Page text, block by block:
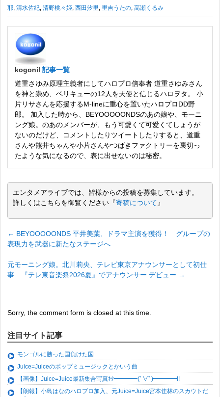
耶 清水佐紀 清野桃々姫 西田汐里 里吉うたの 高瀬くるみ
kogonil 記事一覧
道重さゆみ原理主義者にしてハロプロ信奉者 道重さゆみさん
を神と崇め、ベリキューの12人を天使と信じるハロヲタ。 小
片リサさんを応援するM-lineに重心を置いたハロプロDD野
郎。 加入した時から、BEYOOOOONDSのあの娘や、モーニ
ング娘。のあのメンバーが、もう可愛くて可愛くてしょうが
ないのだけど、コメントしたりツイートしたりすると、道重
さんや熊井ちゃんや小片さんやつばきファクトリーを裏切っ
たような気になるので、表に出せないのは秘密。
エンタメアライブでは、皆様からの投稿を募集しています。
詳しくはこちらを御覧ください『寄稿について 』
← BEYOOOOONDS 平井美葉、ドラマ主演を獲得！ グループの
表現力を武器に新たなステージへ
元モーニング娘。北川莉央、テレビ東京アナウンサーとして初仕
事 『テレ東音楽祭2026夏』でアナウンサー デビュー →
Sorry, the comment form is closed at this time.
注目サイト記事
モンゴルに勝った国負けた国
Juice=Juiceのポップミュージックとかいう曲
【画像】Juice=Juice最新集合写真ｷﾀ━━━━(ﾟ∀ﾟ)━━━━!!
【朗報】小島はなのハロプロ加入、元Juice=Juice宮本佳林のスカウトだ